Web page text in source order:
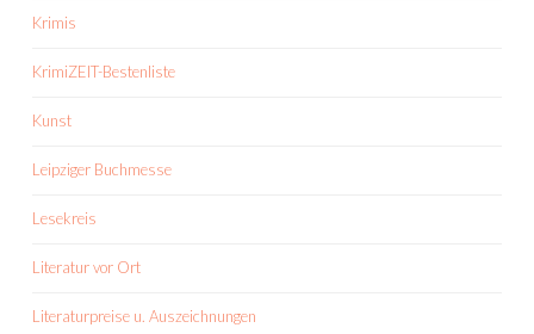
Krimis
KrimiZEIT-Bestenliste
Kunst
Leipziger Buchmesse
Lesekreis
Literatur vor Ort
Literaturpreise u. Auszeichnungen